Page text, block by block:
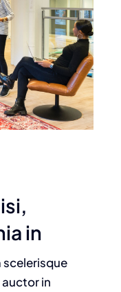
in
scelerisque
in